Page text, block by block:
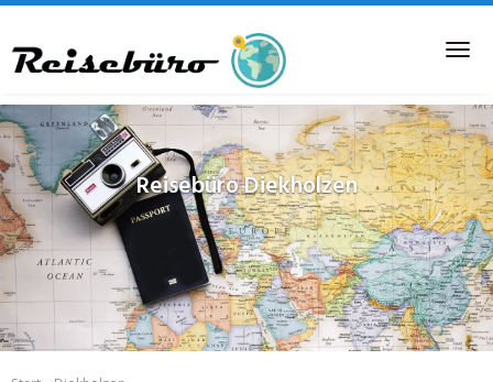
to
main
content
ReisebüroDiekholzen